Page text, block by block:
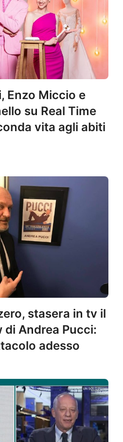
Enzo Miccio e
su Real Time
vita agli abiti
stasera in tv il
di Andrea Pucci:
adesso